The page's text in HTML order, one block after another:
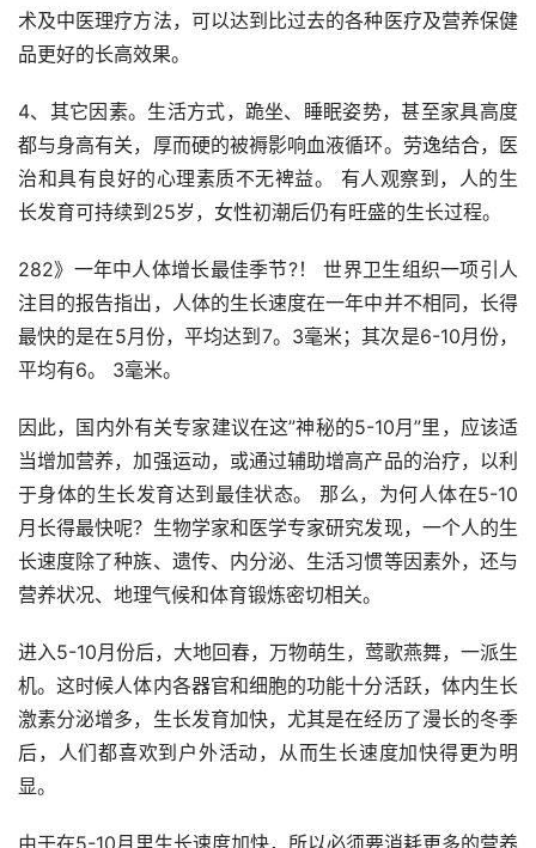
术及中医理疗方法，可以达到比过去的各种医疗及营养保健
品更好的长高效果。
4、其它因素。生活方式，跪坐、睡眠姿势，甚至家具高度
都与身高有关，厚而硬的被褥影响血液循环。劳逸结合，医
治和具有良好的心理素质不无裨益。 有人观察到，人的生
长发育可持续到25岁，女性初潮后仍有旺盛的生长过程。
282》一年中人体增长最佳季节?！ 世界卫生组织一项引人
注目的报告指出，人体的生长速度在一年中并不相同，长得
最快的是在5月份，平均达到7。3毫米；其次是6-10月份，
平均有6。 3毫米。
因此，国内外有关专家建议在这”神秘的5-10月”里，应该适
当增加营养，加强运动，或通过辅助增高产品的治疗，以利
于身体的生长发育达到最佳状态。 那么，为何人体在5-10
月长得最快呢？生物学家和医学专家研究发现，一个人的生
长速度除了种族、遗传、内分泌、生活习惯等因素外，还与
营养状况、地理气候和体育锻炼密切相关。
进入5-10月份后，大地回春，万物萌生，莺歌燕舞，一派生
机。这时候人体内各器官和细胞的功能十分活跃，体内生长
激素分泌增多，生长发育加快，尤其是在经历了漫长的冬季
后，人们都喜欢到户外活动，从而生长速度加快得更为明
显。
由于在5-10月里生长速度加快，所以必须要消耗更多的营养